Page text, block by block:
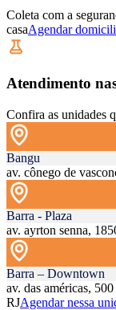
Coleta com a
casaAgendar
Atendimento
Confira as unidades
Bangu
av. cônego de
Barra - Plaza
av. ayrton senna,
Barra – Downtown
av. das américas,
RJAgendar nessa